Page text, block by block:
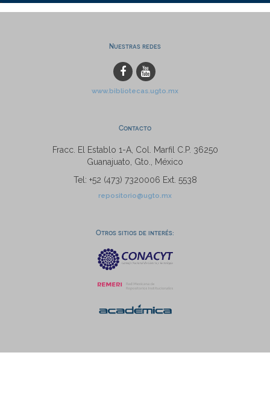
Nuestras redes
www.bibliotecas.ugto.mx
Contacto
Fracc. El Establo 1-A, Col. Marfil C.P. 36250
Guanajuato, Gto., México
Tel: +52 (473) 7320006 Ext. 5538
repositorio@ugto.mx
Otros sitios de interés: